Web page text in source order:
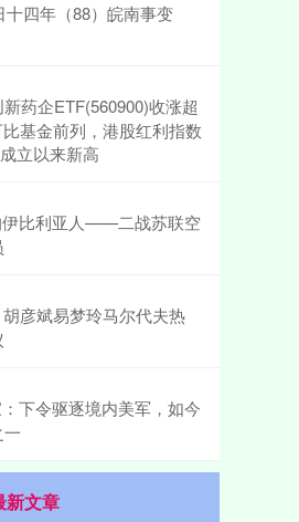
四年（88）皖南事变
药企ETF(560900)收涨超
基金前列，港股红利指数
立以来新高
伊比利亚人——二战苏联空
彦斌易梦玲马尔代夫热
下令驱逐境内美军，如今
新文章